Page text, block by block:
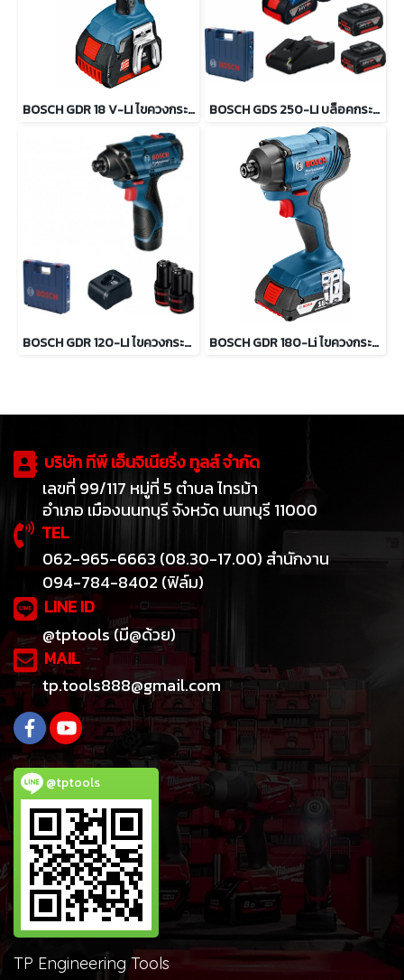
BOSCH GDR 18 V-LI ไขควงกระแทกไร้สาย 18 โวลต์ BOSCH GDS 250-LI บล็อคกระแทกไร้สาย 1/2นิ้ว 18 โวลต์
BOSCH GDR 120-LI ไขควงกระแทกไร้สาย 12 โวลต์ BOSCH GDR 180-Li ไขควงกระแทกไร้สาย 18 โวลต์
บริษัท ทีพี เอ็นจิเนียริ่ง ทูลส์ จำกัด
เลขที่ 99/117 หมู่ที่ 5 ตำบล ไทรม้า
อำเภอ เมืองนนทบุรี จังหวัด นนทบุรี 11000
TEL
062-965-6663 (08.30-17.00) สำนักงาน
094-784-8402 (ฟิล์ม)
LINE ID
@tptools (มี@ด้วย)
MAIL
tp.tools888@gmail.com
@tptools
TP Engineering Tools